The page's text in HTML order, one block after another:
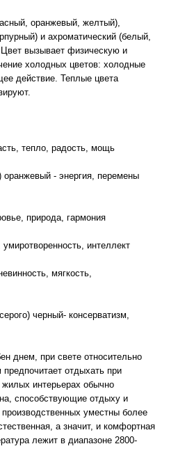
оранжевый, желтый),
и ахроматический (белый,
Цвет вызывает физическую и
холодных цветов: холодные
действие. Теплые цвета
тепло, радость, мощь
- энергия, перемены
природа, гармония
интеллект
мягкость,
черный- консерватизм,
днем, при свете относительно
отдыхать при
интерьерах обычно
способствующие отдыху и
уместны более
а значит, и комфортная
лежит в диапазоне 2800-